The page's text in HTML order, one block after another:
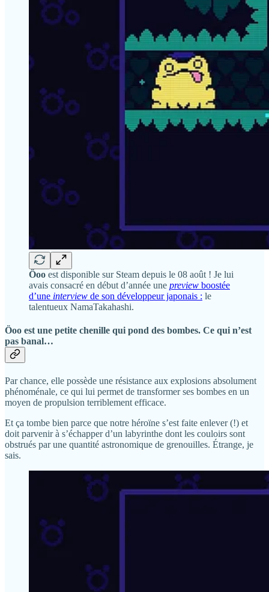
Öoo est disponible sur Steam depuis le 08 août ! Je lui
avais consacré en début d’année une preview boostée
d’une interview de son développeur japonais : le
talentueux NamaTakahashi.
Öoo est une petite chenille qui pond des bombes. Ce qui n’est
pas banal…
Par chance, elle possède une résistance aux explosions absolument
phénoménale, ce qui lui permet de transformer ses bombes en un
moyen de propulsion terriblement efficace.
Et ça tombe bien parce que notre héroïne s’est faite enlever (!) et
doit parvenir à s’échapper d’un labyrinthe dont les couloirs sont
obstrués par une quantité astronomique de grenouilles. Étrange, je
sais.